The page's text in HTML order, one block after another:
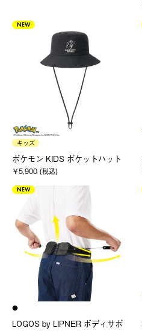
NEW
キッズ
ポケモン KIDS ポケットハット
￥5,900 (税込)
NEW
LOGOS by LIPNER ボディサポ